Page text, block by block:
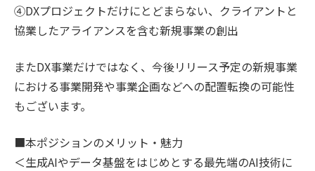
④DXプロジェクトだけにとどまらない、クライアントと
協業したアライアンスを含む新規事業の創出
またDX事業だけではなく、今後リリース予定の新規事業
における事業開発や事業企画などへの配置転換の可能性
もございます。
■本ポジションのメリット・魅力
＜生成AIやデータ基盤をはじめとする最先端のAI技術に